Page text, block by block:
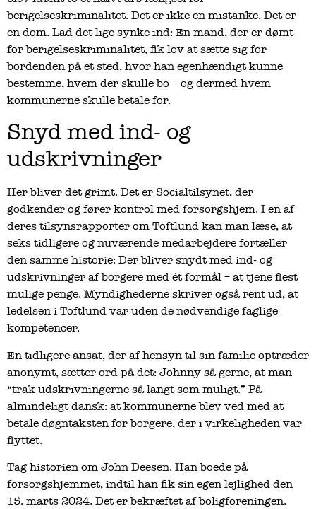
berigelseskriminalitet. Det er ikke en mistanke. Det er
en dom. Lad det lige synke ind: En mand, der er dømt
for berigelseskriminalitet, fik lov at sætte sig for
bordenden på et sted, hvor han egenhændigt kunne
bestemme, hvem der skulle bo – og dermed hvem
kommunerne skulle betale for.
Snyd med ind- og
udskrivninger
Her bliver det grimt. Det er Socialtilsynet, der
godkender og fører kontrol med forsorgshjem. I en af
deres tilsynsrapporter om Toftlund kan man læse, at
seks tidligere og nuværende medarbejdere fortæller
den samme historie: Der bliver snydt med ind- og
udskrivninger af borgere med ét formål – at tjene flest
mulige penge. Myndighederne skriver også rent ud, at
ledelsen i Toftlund var uden de nødvendige faglige
kompetencer.
En tidligere ansat, der af hensyn til sin familie optræder
anonymt, sætter ord på det: Johnny så gerne, at man
“trak udskrivningerne så langt som muligt.” På
almindeligt dansk: at kommunerne blev ved med at
betale døgntaksten for borgere, der i virkeligheden var
flyttet.
Tag historien om John Deesen. Han boede på
forsorgshjemmet, indtil han fik sin egen lejlighed den
15. marts 2024. Det er bekræftet af boligforeningen.